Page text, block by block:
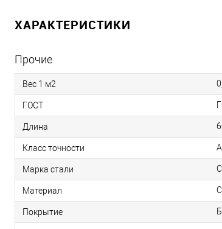
ХАРАКТЕРИСТИКИ
Прочие
Вес 1 м2
ГОСТ
Длина
Класс точности
Марка стали
Материал
Покрытие